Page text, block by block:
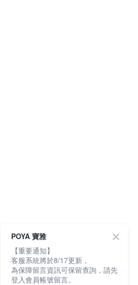
POYA 寶雅
【重要通知】
客服系統將於8/17更新，
為保障留言資訊可保留查詢，請先
登入會員帳號留言。